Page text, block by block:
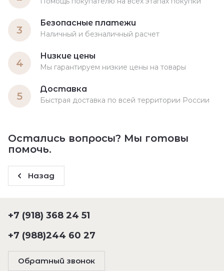
3
Безопасные платежи
Наличный и безналичный расчет
4
Низкие цены
Мы гарантируем низкие цены на товары
5
Доставка
Быстрая доставка по всей территории России
Остались вопросы? Мы готовы
помочь.
Назад
+7 (918) 368 24 51
+7 (988)244 60 27
Обратный звонок